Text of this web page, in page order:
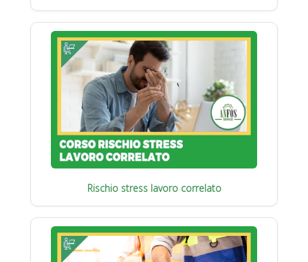
Rischio stress lavoro correlato